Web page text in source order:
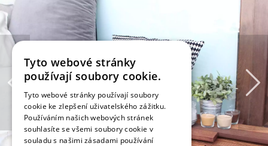
Tyto webové stránky
používají soubory cookie.
Tyto webové stránky používají soubory
cookie ke zlepšení uživatelského zážitku.
Používáním našich webových stránek
souhlasíte se všemi soubory cookie v
souladu s našimi zásadami používání